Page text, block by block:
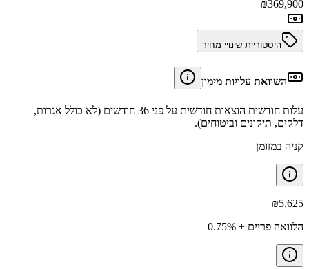
₪369,900
היסטוריית שינויי מחיר
השוואת עלויות מימון
עלות חודשית הוצאות חודשית על פני 36 חודשים (לא כולל אגרות,
דלקים, תיקונים וביטוחים).
קניה במזומן
₪5,625
הלוואה פריים + 0.75%